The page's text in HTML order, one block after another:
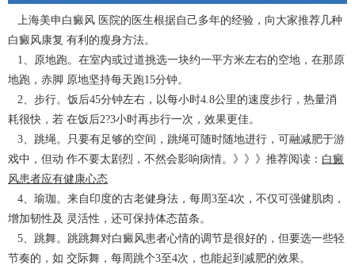
上海美申白癜风 医院的医生根据自己多年的经验，向大家推荐几种
白癜风康复 有利的瘦身方法。
1、原地跑。在室内或过道挑选一块约一平方米左右的空地，在那原
地跑，赤脚 原地坚持每天跑15分钟。
2、步行。饭后45分钟左右，以每小时4.8公里的速度步行，热量消
耗很快，若 在饭后2?3小时再步行一次，效果更佳。
3、跳绳。只要有足够的空间，跳绳可随时随地进行，可融减肥于游
戏中，但动 作不要太剧烈，不然会影响病情。》》》推荐阅读： 白癜
风患者应有健康心态
4、瑜珈。来自印度的古老健身法，每周3至4次，不仅可强健肌肉，
增加韧性及 灵活性，还可保持体态苗条。
5、跳舞。跳跳舞对白癜风患者心情的调节是很好的，但要选一些轻
节奏的，如 交际舞，每周跳个3至4次，也能起到减肥的效果。